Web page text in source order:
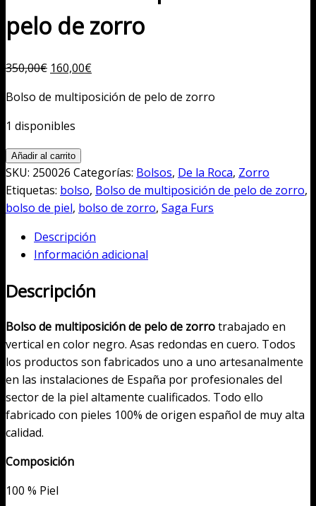
pelo de zorro
350,00€ El
original
era:
160,00€El
actual
Bolso de multiposición de pelo de zorro
1 disponibles
Bolso
de
multiposición
de
zorro
Añadir al carrito
SKU: 250026 Categorías: Bolsos, De la Roca, Zorro
Etiquetas: bolso, Bolso de multiposición de pelo de zorro,
bolso de piel, bolso de zorro, Saga Furs
Descripción
Información adicional
Descripción
Bolso de multiposición de pelo de zorrotrabajado en
vertical en color negro. Asas redondas en cuero. Todos
los productos son fabricados uno a uno artesanalmente
en las instalaciones de España por profesionales del
sector de la piel altamente cualificados. Todo ello
fabricado con pieles 100% de origen español de muy alta
calidad.
Composición
100 % Piel